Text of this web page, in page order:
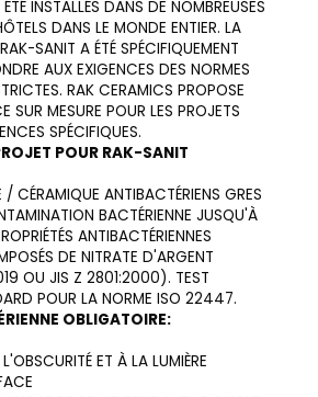
INSTALLÉS DANS DE NOMBREUSES
DANS LE MONDE ENTIER. LA
SANIT A ÉTÉ SPÉCIFIQUEMENT
AUX EXIGENCES DES NORMES
RAK CERAMICS PROPOSE
SUR MESURE POUR LES PROJETS
SPÉCIFIQUES.
POUR RAK-SANIT
/ CÉRAMIQUE ANTIBACTÉRIENS GRES
BACTÉRIENNE JUSQU'À
ANTIBACTÉRIENNES
DE NITRATE D'ARGENT
OU JIS Z 2801:2000). TEST
POUR LA NORME ISO 22447.
OBLIGATOIRE:
ET À LA LUMIÈRE